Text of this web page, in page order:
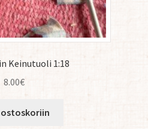
Keinutuoli 1:18
8.00€
ostoskoriin